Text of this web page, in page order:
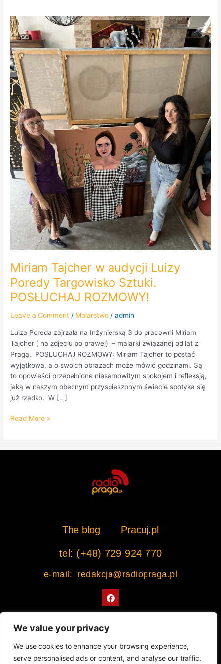
We value your privacy
We use cookies to enhance your browsing experience,
serve personalised ads or content, and analyse our traffic.
Miriam Tajcher w audycji Luizy
Poredy Targowisko Sztuki.
POSŁUCHAJ ROZMOWY!
Leave a Comment / Malarstwo /admin
Luiza Poreda zajrzała na Inżynierską 3 do pracowni Miriam
Tajcher ( na zdjęciu po prawej) – malarki związanej od lat z
Pragą. POSŁUCHAJ ROZMOWY: Miriam Tajcher to postać
wyjątkowa, a o swoich obrazach może mówić godzinami. Są
to opowieści przepełnione niesamowitym spokojem i refleksją,
jaką w naszym obecnym przyspieszonym świecie spotyka się
już rzadko. W […]
Miriam
Tajcher
w
audycji
Luizy
Poredy
Targowisko
Sztuki.
POSŁUCHAJ
ROZMOWY!
Read More »
The blog Pracuj.pl
tel: (+48) 729 924 770
e-mail: redakcja@radiopraga.pl
F
a
c
o
k
Współpracujemy z Muzeum Warszawskiej Pragi